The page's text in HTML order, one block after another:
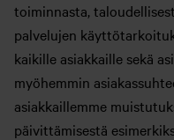
toiminnasta,
palvelujen
kaikille asiakkaille sekä
myöhemmin
asiakkaillemme
päivittämisestä